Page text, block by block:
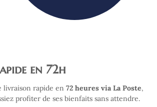
en 72h
livraison rapide en 72 heures via La Poste,
profiter de ses bienfaits sans attendre.